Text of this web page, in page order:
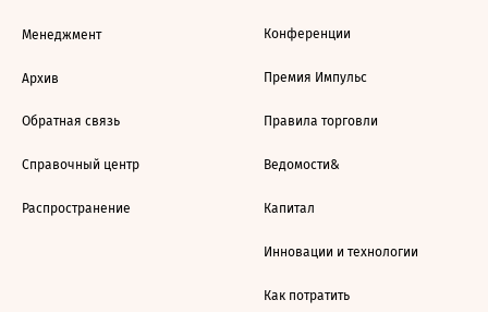
Менеджмент
Архив
Обратная связь
Справочный центр
Распространение
Конференции
Премия Импульс
Правила торговли
Ведомости&
Капитал
Инновации и технологии
Как потратить